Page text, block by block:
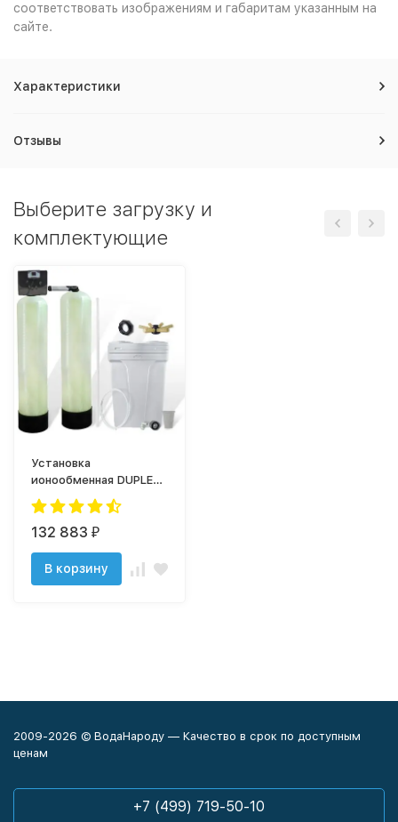
соответствовать изображениям и габаритам указанным на
сайте.
Характеристики
Отзывы
Выберите загрузку и
комплектующие
Установка
ионообменная DUPLEX
2472/F135A
132 883 ₽
В корзину
2009-2026 © ВодаНароду — Качество в срок по доступным
ценам
+7 (499) 719-50-10